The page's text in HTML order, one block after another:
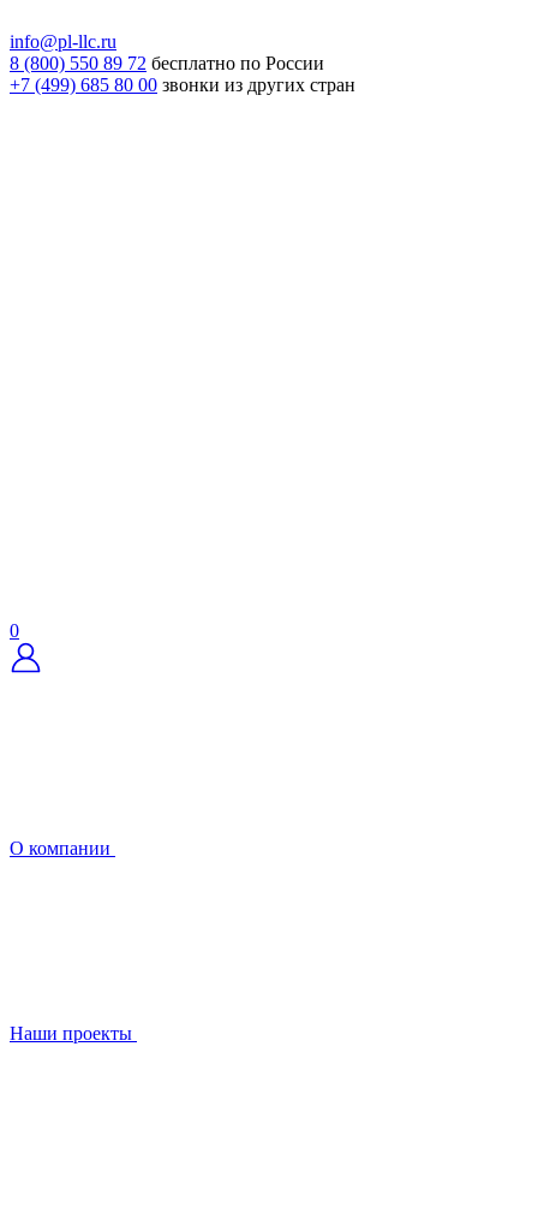
info@pl-llc.ru
8 (800) 550 89 72 бесплатно по России
+7 (499) 685 80 00 звонки из других стран
0
О компании
Наши проекты